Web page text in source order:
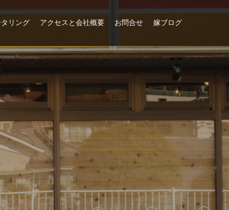
リング アクセスと会社概要 お問合せ 嫁ブログ